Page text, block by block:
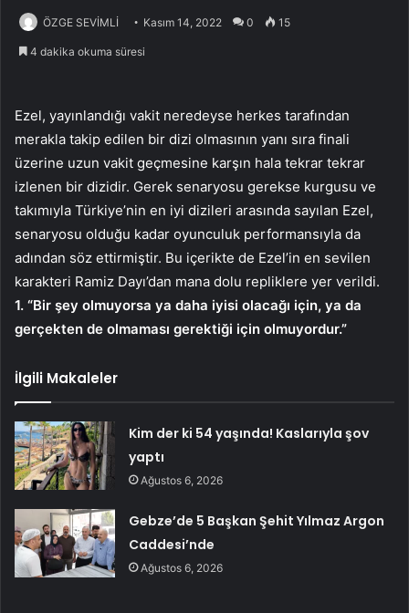
ÖZGE SEVİMLİ Kasım 14, 2022 0 15
4 dakika okuma süresi
Ezel, yayınlandığı vakit neredeyse herkes tarafından
merakla takip edilen bir dizi olmasının yanı sıra finali
üzerine uzun vakit geçmesine karşın hala tekrar tekrar
izlenen bir dizidir. Gerek senaryosu gerekse kurgusu ve
takımıyla Türkiye’nin en iyi dizileri arasında sayılan Ezel,
senaryosu olduğu kadar oyunculuk performansıyla da
adından söz ettirmiştir. Bu içerikte de Ezel’in en sevilen
karakteri Ramiz Dayı’dan mana dolu repliklere yer verildi.
1. “Bir şey olmuyorsa ya daha iyisi olacağı için, ya da
gerçekten de olmaması gerektiği için olmuyordur.”
İlgili Makaleler
Kim der ki 54 yaşında! Kaslarıyla şov
yaptı
Ağustos 6, 2026
Gebze’de 5 Başkan Şehit Yılmaz Argon
Caddesi’nde
Ağustos 6, 2026